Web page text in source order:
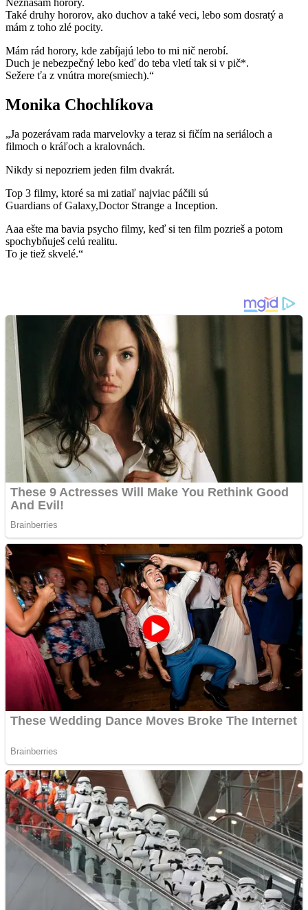
Neznášam horory.
Také druhy hororov, ako duchov a také veci, lebo som dosratý a
mám z toho zlé pocity.
Mám rád horory, kde zabíjajú lebo to mi nič nerobí.
Duch je nebezpečný lebo keď do teba vletí tak si v pič*.
Sežere ťa z vnútra more(smiech).“
Monika Chochlíkova
„Ja pozerávam rada marvelovky a teraz si fičím na seriáloch a
filmoch o kráľoch a kralovnách.
Nikdy si nepozriem jeden film dvakrát.
Top 3 filmy, ktoré sa mi zatiaľ najviac páčili sú
Guardians of Galaxy,Doctor Strange a Inception.
Aaa ešte ma bavia psycho filmy, keď si ten film pozrieš a potom
spochybňuješ celú realitu.
To je tiež skvelé.“